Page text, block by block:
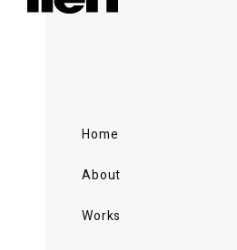
Home
About
Works